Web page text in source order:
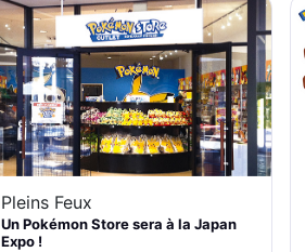
Pleins Feux
Un Pokémon Store sera à la Japan
Expo !